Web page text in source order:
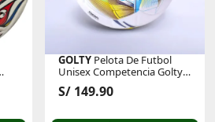
GOLTY Pelota De Futbol
Unisex Competencia Golty
Latir Thermobonded Fifa
Basic
S/ 149.90